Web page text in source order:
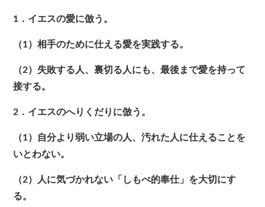
1．イエスの愛に倣う。
（1）相手のために仕える愛を実践する。
（2）失敗する人、裏切る人にも、最後まで愛を持って
接する。
2．イエスのへりくだりに倣う。
（1）自分より弱い立場の人、汚れた人に仕えることを
いとわない。
（2）人に気づかれない「しもべ的奉仕」を大切にす
る。